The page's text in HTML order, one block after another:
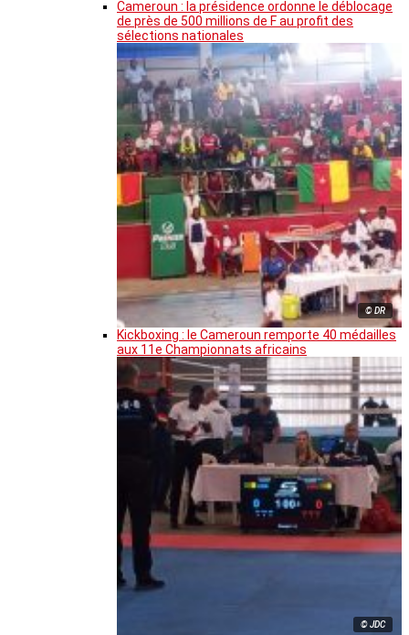
Cameroun : la présidence ordonne le déblocage
de près de 500 millions de F au profit des
sélections nationales
© DR
Kickboxing : le Cameroun remporte 40 médailles
aux 11e Championnats africains
© JDC